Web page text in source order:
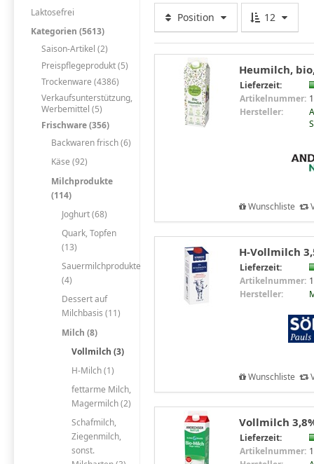
Laktosefrei
Kategorien (5613)
Saison-Artikel (2)
Preispflegeprodukt (5)
Trockenware (4386)
Verkaufsunterstützung,
Werbemittel (5)
Frischware (356)
Backwaren frisch (6)
Käse (92)
Milchprodukte
(114)
Joghurt (68)
Quark, Topfen
(13)
Sauermilchprodukte
(4)
Dessert auf
Milchbasis (11)
Milch (8)
Vollmilch (3)
H-Milch (1)
fettarme Milch,
Magermilch (2)
Schafmilch,
Ziegenmilch,
sonst.
Position 12
Heumilch,
Lieferzeit:
Artikelnummer:
Hersteller:
Wunschliste
H-Vollmilch
Lieferzeit:
Artikelnummer:
Hersteller:
Wunschliste
Vollmilch
Lieferzeit:
Artikelnummer: